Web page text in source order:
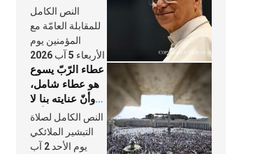
وكلّ يوم، هما
النَّفَس في حياة
الكنيسة
النص الكامل
للمقابلة العامّة مع
المؤمنين يوم
الأربعاء 5 آب 2026
عطاء الرّبّ يسوع
هو عطاء شامل،
وأنّ عنايته بنا لا
تغيب عنّا أبدًا
النص الكامل لصلاة
التبشير الملائكي
يوم الأحد 2 آب